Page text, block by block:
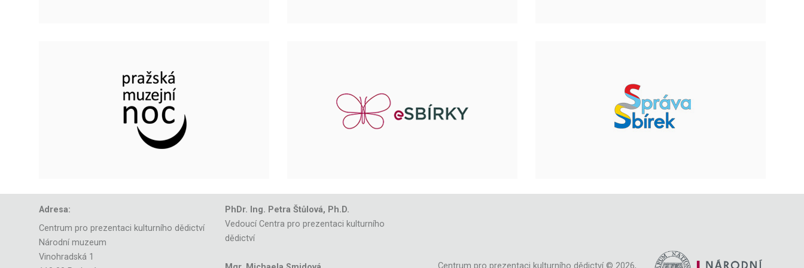
Adresa:
Centrum pro prezentaci kulturního dědictví
Národní muzeum
Vinohradská 1
PhDr. Ing. Petra Štůlová, Ph.D.
Vedoucí Centra pro prezentaci kulturního
dědictví